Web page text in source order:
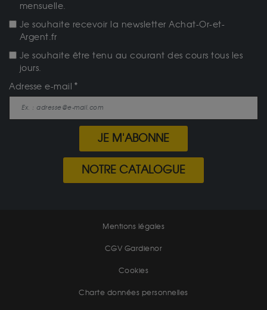
mensuelle.
Je souhaite recevoir la newsletter Achat-Or-et-
Argent.fr
Je souhaite être tenu au courant des cours tous les
jours.
Adresse e-mail
JE M'ABONNE
NOTRE CATALOGUE
Mentions légales
CGV Gardienor
Cookies
Charte données personnelles